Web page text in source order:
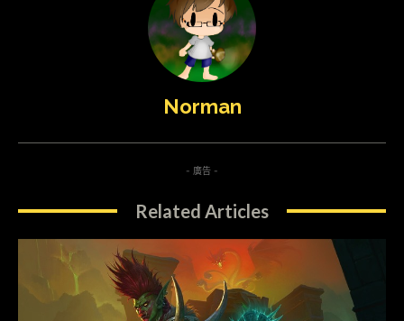
Norman
- 廣告 -
Related Articles